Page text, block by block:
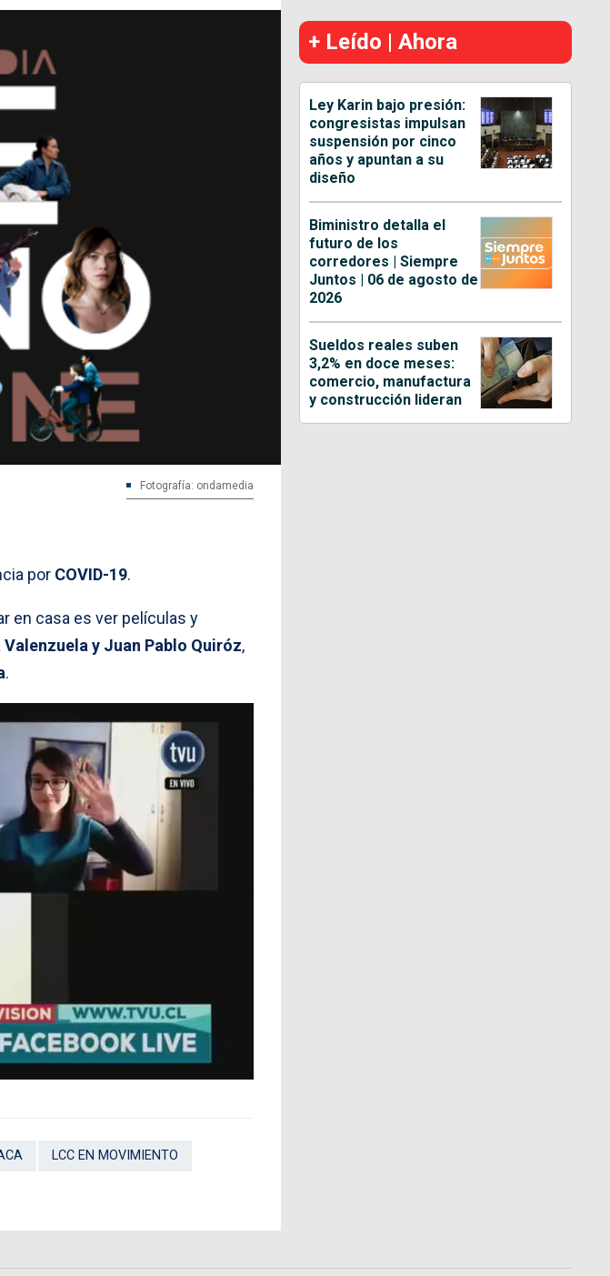
Fotografía: ondamedia
por COVID-19.
en casa es ver películas y
y Juan Pablo Quiróz,
.
LCC EN MOVIMIENTO
+ Leído | Ahora
Ley Karin bajo presión:
congresistas impulsan
suspensión por cinco
años y apuntan a su
diseño
Biministro detalla el
futuro de los
corredores | Siempre
Juntos | 06 de agosto de
2026
Sueldos reales suben
3,2% en doce meses:
comercio, manufactura
y construcción lideran